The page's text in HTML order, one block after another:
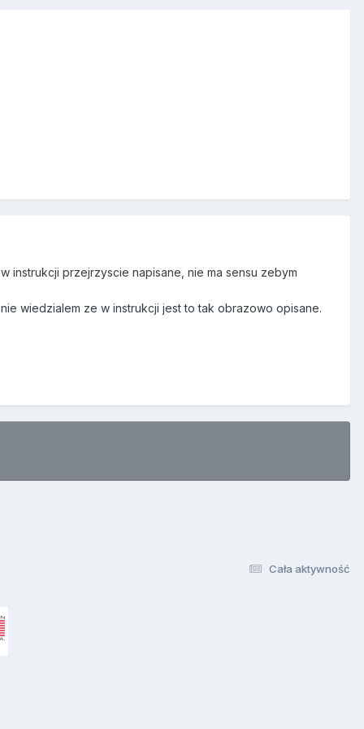
instrukcji przejrzyscie napisane, nie ma sensu zebym
wiedzialem ze w instrukcji jest to tak obrazowo opisane.
Cała aktywność